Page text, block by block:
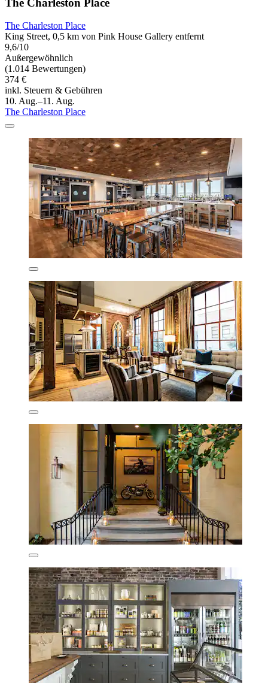
The Charleston Place
The Charleston Place
King Street, 0,5 km von Pink House Gallery entfernt
9,6/10
Außergewöhnlich
(1.014 Bewertungen)
374 €
inkl. Steuern & Gebühren
10. Aug.–11. Aug.
The Charleston Place